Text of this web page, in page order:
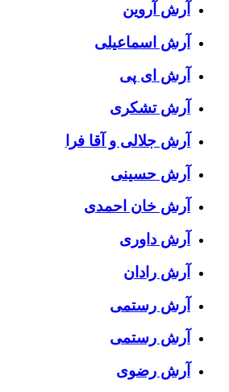
آرش آروین
آرش اسماعیلی
آرش ای پی
آرش تشکری
آرش جلالی و آقا فرا
آرش حسینی
آرش خان احمدی
آرش داوری
آرش رادان
آرش رستمى
آرش رستمی
آرش رضوی